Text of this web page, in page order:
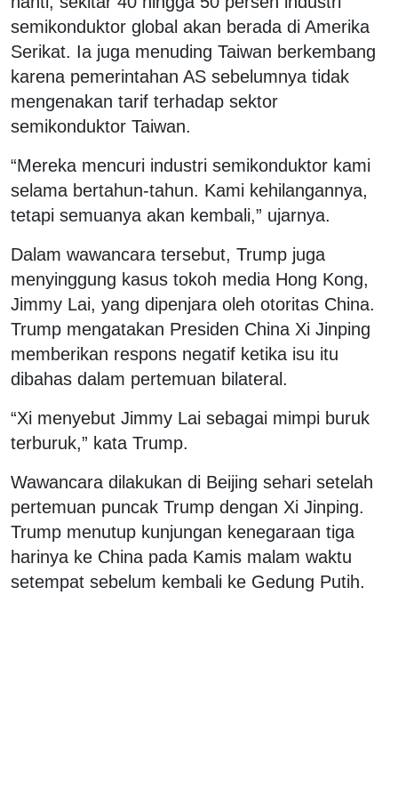
semikonduktor global akan berada di Amerika
Serikat. Ia juga menuding Taiwan berkembang
karena pemerintahan AS sebelumnya tidak
mengenakan tarif terhadap sektor
semikonduktor Taiwan.
“Mereka mencuri industri semikonduktor kami
selama bertahun-tahun. Kami kehilangannya,
tetapi semuanya akan kembali,” ujarnya.
Dalam wawancara tersebut, Trump juga
menyinggung kasus tokoh media Hong Kong,
Jimmy Lai, yang dipenjara oleh otoritas China.
Trump mengatakan Presiden China Xi Jinping
memberikan respons negatif ketika isu itu
dibahas dalam pertemuan bilateral.
“Xi menyebut Jimmy Lai sebagai mimpi buruk
terburuk,” kata Trump.
Wawancara dilakukan di Beijing sehari setelah
pertemuan puncak Trump dengan Xi Jinping.
Trump menutup kunjungan kenegaraan tiga
harinya ke China pada Kamis malam waktu
setempat sebelum kembali ke Gedung Putih.